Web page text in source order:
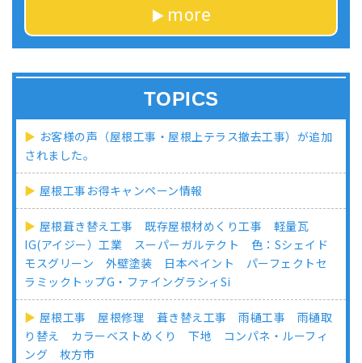
more
TOPICS
お客様の声（屋根工事・屋根上テラス撤去工事）が追加
されました。
屋根工事お得キャンペーン情報
屋根葺き替え工事 既存屋根材めくり工事 軽量瓦
IG(アイジー）工業 スーパーガルテクト 色：Sシェイド
モスグリーン 外壁塗装 日本ペイント パーフェクトセ
ラミックトップG・ファイングラシィSi
屋根工事 屋根修理 葺き替え工事 雨樋工事 雨樋取
り替え カラーベストめくり 下地 コンパネ・ルーフィ
ング 枚方市